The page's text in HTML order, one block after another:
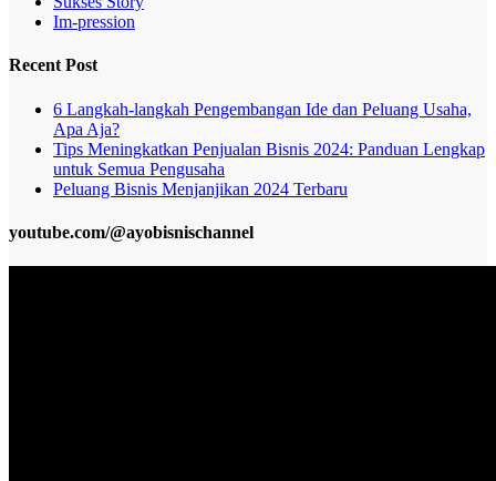
Im-pression
Recent Post
6 Langkah-langkah Pengembangan Ide dan Peluang Usaha,
Apa Aja?
Tips Meningkatkan Penjualan Bisnis 2024: Panduan Lengkap
untuk Semua Pengusaha
Peluang Bisnis Menjanjikan 2024 Terbaru
youtube.com/@ayobisnischannel